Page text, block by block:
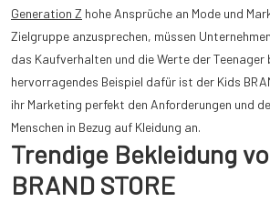
Generation Z hohe Ansprüche an Mode und
Zielgruppe anzusprechen, müssen
das Kaufverhalten und die Werte der Teenager
hervorragendes Beispiel dafür ist der Kids
ihr Marketing perfekt den Anforderungen und
Menschen in Bezug auf Kleidung an.
Trendige Bekleidung
BRAND STORE